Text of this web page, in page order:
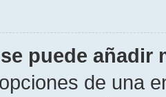
puede añadir
de una